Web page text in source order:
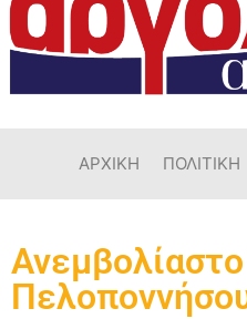
ΑΡΧΙΚΗ ΠΟΛΙΤΙΚΗ